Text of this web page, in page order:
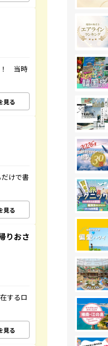
！ 当時
見る
けで書
見る
りおさ
するロ
見る